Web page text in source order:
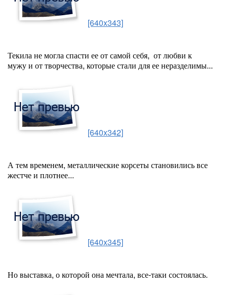
[640x343]
Текила не могла спасти ее от самой себя, от любви к
мужу и от творчества, которые стали для ее неразделимы...
[640x342]
А тем временем, металлические корсеты становились все
жестче и плотнее...
[640x345]
Новыставка, о которой она мечтала, все-таки состоялась.